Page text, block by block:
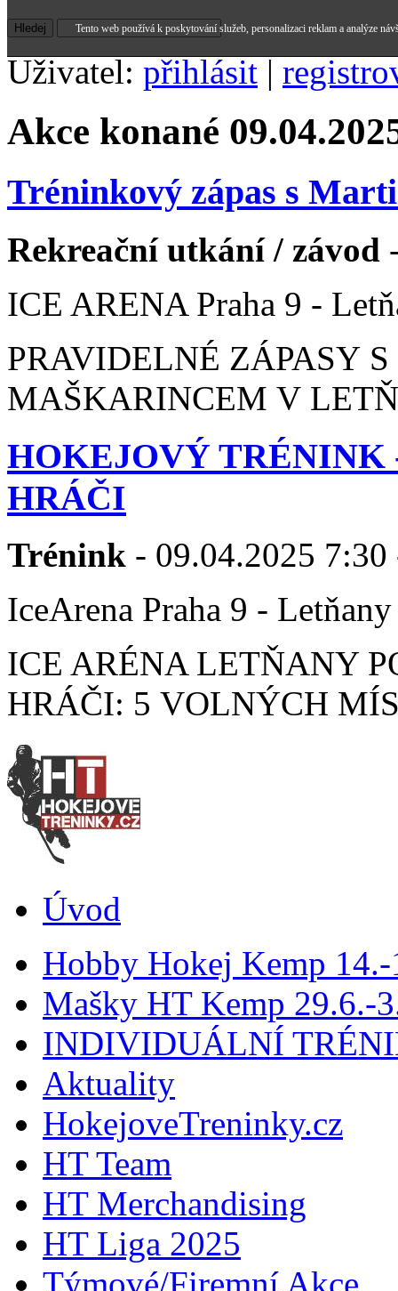
Uživatel: přihlásit |
Akce konané
Tréninkový zápas s
Rekreační utkání / závod
ICE ARENA Praha 9 -
PRAVIDELNÉ ZÁPASY
MAŠKARINCEM V
HOKEJOVÝ
HRÁČI
Trénink - 09.04.2025 7:30
IceArena Praha 9 - Letňany
ICE ARÉNA LETŇANY
HRÁČI: 5 VOLNÝCH
Úvod
Hobby Hokej Kemp
Mašky HT Kemp 29.6.-
INDIVIDUÁLNÍ
Aktuality
HokejoveTreninky.cz
HT Team
HT Merchandising
HT Liga 2025
Tento web používá k poskytování služeb, personalizaci reklam a analýze